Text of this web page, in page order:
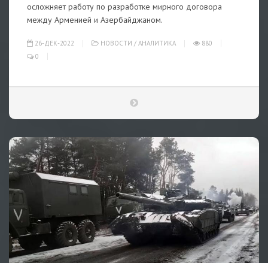
осложняет работу по разработке мирного договора
между Арменией и Азербайджаном.
26-ДЕК-2022 НОВОСТИ / АНАЛИТИКА
880
0